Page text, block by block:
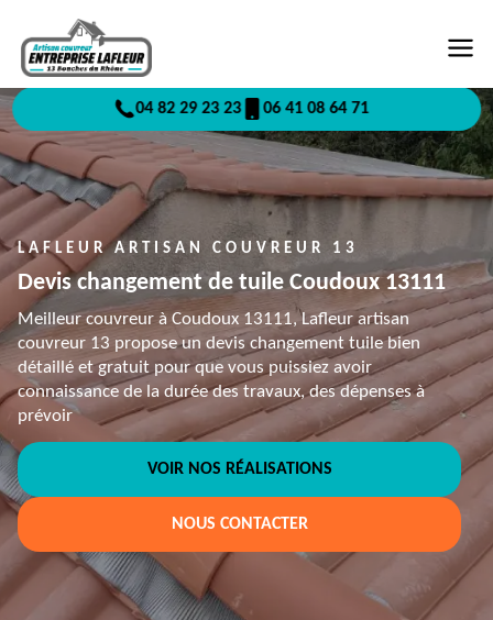
04 82 29 23 23 06 41 08 64 71
LAFLEUR ARTISAN COUVREUR 13
Devis changement de tuile Coudoux 13111
Meilleur couvreur à Coudoux 13111, Lafleur artisan
couvreur 13 propose un devis changement tuile bien
détaillé et gratuit pour que vous puissiez avoir
connaissance de la durée des travaux, des dépenses à
prévoir
VOIR NOS RÉALISATIONS
NOUS CONTACTER